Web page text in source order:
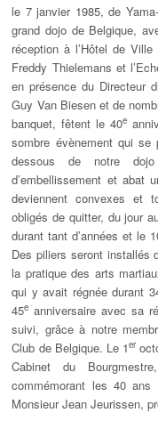
le 7 janvier 1985, de
grand dojo de Belgique,
réception à l’Hôtel de
Freddy Thielemans et
en présence du Directeur
Guy Van Biesen et de
banquet, fêtent le 40e
sombre évènement qui
dessous de notre
d’embellissement et abat
deviennent convexes et
obligés de quitter, du jour
durant tant d’années et le
Des piliers seront installés
la pratique des arts
qui y avait régnée durant
45e anniversaire avec sa
suivi, grâce à notre
Club de Belgique. Le 1er
Cabinet du
commémorant les 40 ans
Monsieur Jean Jeurissen,